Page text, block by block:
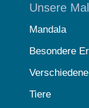
Unsere
Mandala
Besondere
Tiere